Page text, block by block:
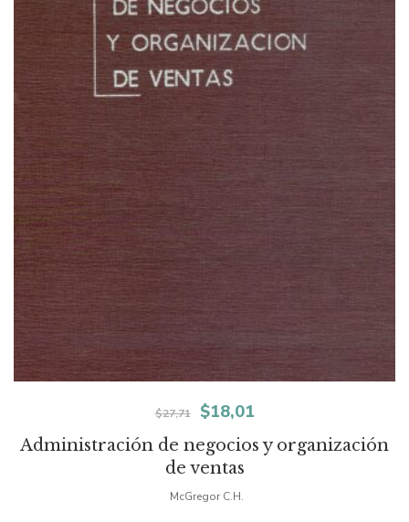
Administración de negocios y organización
de ventas
$27,71
El
precio
original
era:
$18,01El
precio
McGregor C.H.